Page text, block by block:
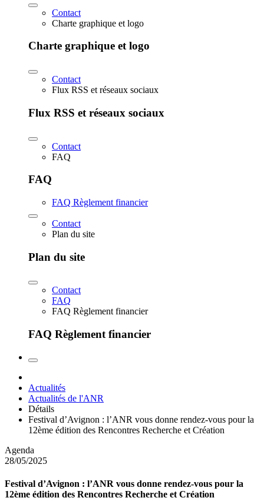
Contact
Charte graphique et logo
Charte graphique et logo
Contact
Flux RSS et réseaux sociaux
Flux RSS et réseaux sociaux
Contact
FAQ
FAQ
FAQ Règlement financier
Contact
Plan du site
Plan du site
Contact
FAQ
FAQ Règlement financier
FAQ Règlement financier
Actualités
Actualités de l'ANR
Détails
Festival d’Avignon : l’ANR vous donne rendez-vous pour la
12ème édition des Rencontres Recherche et Création
Agenda
28/05/2025
Festival d’Avignon : l’ANR vous donne rendez-vous pour la
12ème édition des Rencontres Recherche et Création